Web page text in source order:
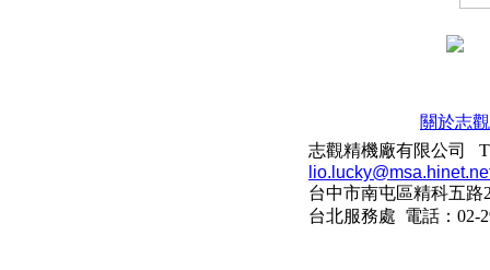
關於志觀
志觀精機廠有限公司
台中市南屯區精科五路
台北服務處 電話：02-